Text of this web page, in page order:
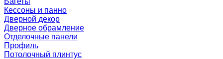
Кессоны и панно
Дверной декор
Дверное обрамление
Отделочные панели
Профиль
Потолочный плинтус